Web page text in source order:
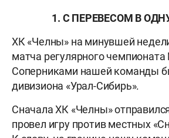
1. С ПЕРЕВЕСОМ В
ХК «Челны» на минувшей
матча регулярного
Соперниками нашей команды
дивизиона «Урал-Сибирь».
Сначала ХК «Челны»
провел игру против местных